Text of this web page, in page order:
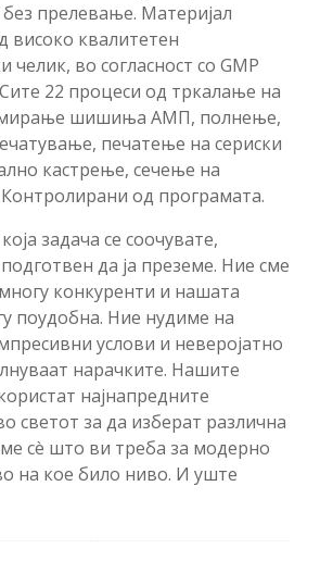
прелевање. Материјал
високо квалитетен
челик, во согласност со GMP
22 процеси од тркалање на
шишиња АМП, полнење,
печатење на сериски
кастрење, сечење на
од програмата.
задача се соочувате,
подготвен да ја преземе. Ние сме
конкуренти и нашата
поудобна. Ние нудиме на
услови и неверојатно
нарачките. Нашите
најнапредните
светот за да изберат различна
сè што ви треба за модерно
на кое било ниво. И уште